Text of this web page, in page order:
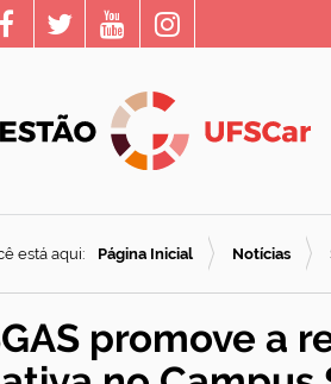
está aqui: Página Inicial Notícias
promove a